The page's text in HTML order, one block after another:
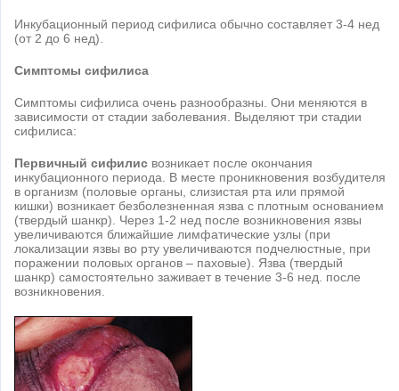
Инкубационный период сифилиса обычно составляет 3-4 нед
(от 2 до 6 нед).
Симптомы сифилиса
Симптомы сифилиса очень разнообразны. Они меняются в
зависимости от стадии заболевания. Выделяют три стадии
сифилиса:
Первичный сифилис возникает после окончания
инкубационного периода. В месте проникновения возбудителя
в организм (половые органы, слизистая рта или прямой
кишки) возникает безболезненная язва с плотным основанием
(твердый шанкр). Через 1-2 нед после возникновения язвы
увеличиваются ближайшие лимфатические узлы (при
локализации язвы во рту увеличиваются подчелюстные, при
поражении половых органов – паховые). Язва (твердый
шанкр) самостоятельно заживает в течение 3-6 нед. после
возникновения.